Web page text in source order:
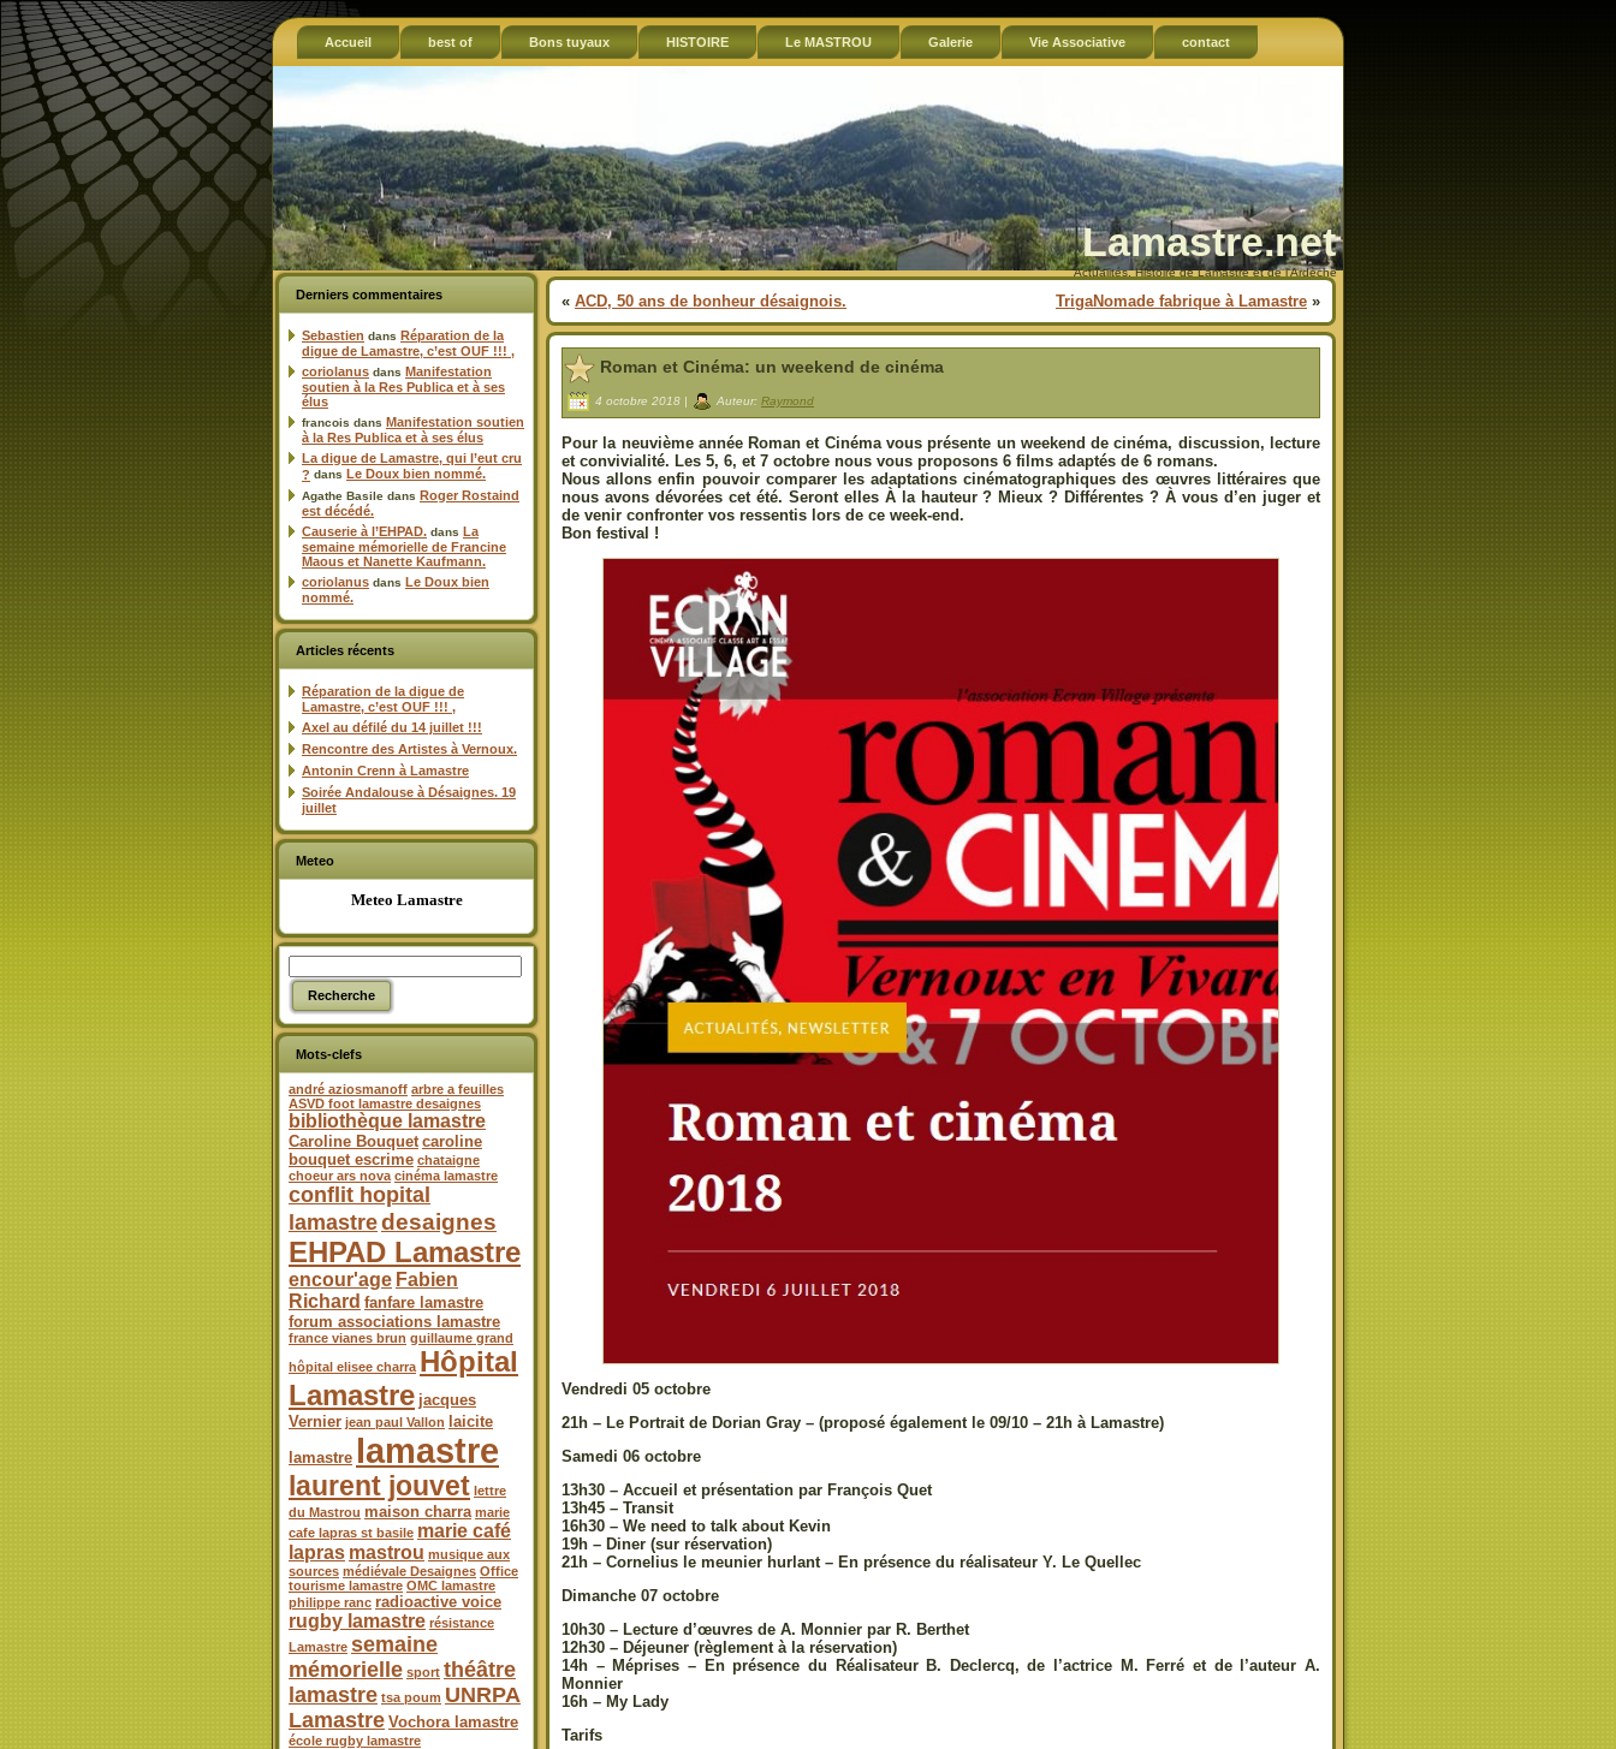
Accueil best of Bons tuyaux HISTOIRE Le MASTROU Galerie Vie Associative contact
Lamastre.net
Actualités, Histoire de Lamastre et de l'Ardèche
Derniers commentaires
Sebastien dans Réparation de la
digue de Lamastre, c’est OUF !!! ,
coriolanus dans Manifestation
soutien à la Res Publica et à ses
élus
francois dans Manifestation soutien
à la Res Publica et à ses élus
La digue de Lamastre, qui l’eut cru
? dans Le Doux bien nommé.
Agathe Basile dans Roger Rostaind
est décédé.
Causerie à l’EHPAD. dans La
semaine mémorielle de Francine
Maous et Nanette Kaufmann.
coriolanus dans Le Doux bien
nommé.
Articles récents
Réparation de la digue de
Lamastre, c’est OUF !!! ,
Axel au défilé du 14 juillet !!!
Rencontre des Artistes à Vernoux.
Antonin Crenn à Lamastre
Soirée Andalouse à Désaignes. 19
juillet
Meteo
Meteo Lamastre
Mots-clefs
andré aziosmanoff arbre a feuilles
ASVD foot lamastre desaignes
bibliothèque lamastre
Caroline Bouquet caroline
bouquet escrime chataigne
choeur ars nova cinéma lamastre
conflit hopital
lamastredesaignes
EHPAD Lamastre
encour'age Fabien
Richard fanfare lamastre
forum associations lamastre
france vianes brun guillaume grand
hôpital elisee charra Hôpital
Lamastre jacques
Vernier jean paul Vallon
laicite
lamastre lamastre
laurent jouvet lettre
du Mastrou maison charra marie
cafe lapras st basile marie café
lapras mastrou musique aux
sources médiévale Desaignes Office
tourisme lamastre OMC lamastre
philippe ranc radioactive voice
rugby lamastre résistance
Lamastre semaine
mémorielle sport théâtre
lamastre tsa poum UNRPA
Lamastre Vochora lamastre
école rugby lamastre
« ACD, 50 ans de bonheur désaignois. TrigaNomade fabrique à Lamastre »
Roman et Cinéma: un weekend de cinéma
4 octobre 2018 | Auteur: Raymond
Pour la neuvième année Roman et Cinéma vous présente un weekend de cinéma, discussion, lecture
et convivialité. Les 5, 6, et 7 octobre nous vous proposons 6 films adaptés de 6 romans.
Nous allons enfin pouvoir comparer les adaptations cinématographiques des œuvres littéraires que
nous avons dévorées cet été. Seront elles À la hauteur ? Mieux ? Différentes ? À vous d’en juger et
de venir confronter vos ressentis lors de ce week-end.
Bon festival !
Vendredi 05 octobre
21h – Le Portrait de Dorian Gray – (proposé également le 09/10 – 21h à Lamastre)
Samedi 06 octobre
13h30 – Accueil et présentation par François Quet
13h45 – Transit
16h30 – We need to talk about Kevin
19h – Diner (sur réservation)
21h – Cornelius le meunier hurlant – En présence du réalisateur Y. Le Quellec
Dimanche 07 octobre
10h30 – Lecture d’œuvres de A. Monnier par R. Berthet
12h30 – Déjeuner (règlement à la réservation)
14h –Méprises – En présence du Réalisateur B. Declercq, de l’actrice M. Ferré et de l’auteur A.
Monnier
16h – My Lady
Tarifs